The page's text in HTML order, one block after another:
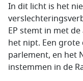
In dit licht is het
EP stemt in met
het nipt. Een
parlement, en het
instemmen in de